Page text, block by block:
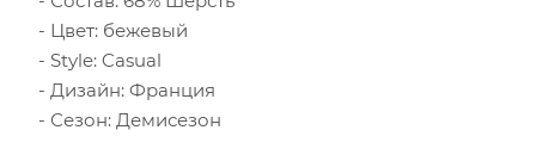
Цвет: бежевый
Style: Casual
Дизайн: Франция
Сезон: Демисезон